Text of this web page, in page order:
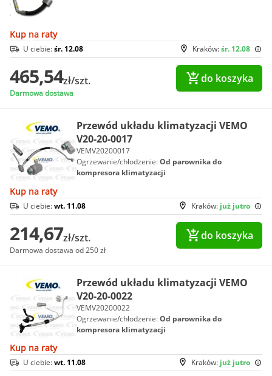
Kup na raty
Kraków:śr. 12.08
U ciebie:śr. 12.08
465,54zł/szt.
Darmowa dostawa
do koszyka
Przewód układu klimatyzacji VEMO
V20-20-0017
VEMV20200017
Ogrzewanie/chłodzenie:Od parownika do
kompresora klimatyzacji
Kup na raty
Kraków: już jutro
U ciebie:wt. 11.08
214,67zł/szt.
Darmowa dostawa od 250 zł
do koszyka
Przewód układu klimatyzacji VEMO
V20-20-0022
VEMV20200022
Ogrzewanie/chłodzenie:Od parownika do
kompresora klimatyzacji
Kup na raty
Kraków: już jutro
U ciebie:wt. 11.08